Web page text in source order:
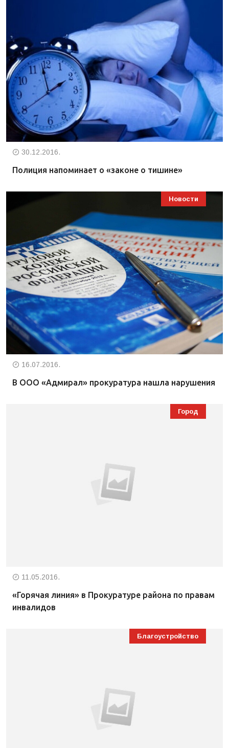
30.12.2016.
Полиция напоминает о «законе о тишине»
Новости
16.07.2016.
В ООО «Адмирал» прокуратура нашла нарушения
Город
11.05.2016.
«Горячая линия» в Прокуратуре района по правам
инвалидов
Благоустройство